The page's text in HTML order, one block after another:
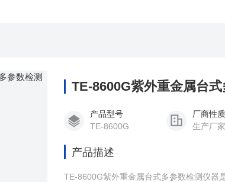
TE-8600G紫外重金属台
产品型号
TE-8600G
厂商性质
生产厂家
产品描述
TE-8600G紫外重金属台式多参数检测仪器